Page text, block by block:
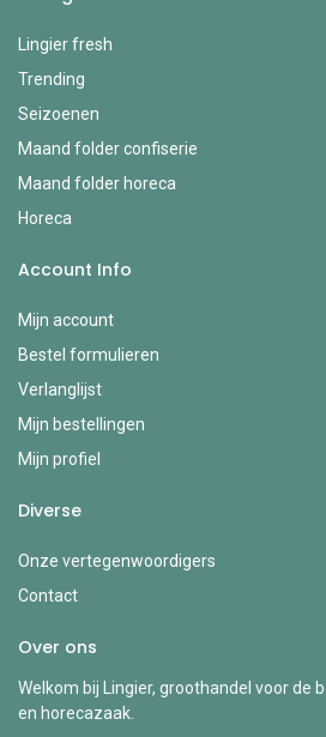
Lingier fresh
Trending
Seizoenen
Maand folder confiserie
Maand folder horeca
Horeca
Account Info
Mijn account
Bestel formulieren
Verlanglijst
Mijn bestellingen
Mijn profiel
Diverse
Onze vertegenwoordigers
Contact
Over ons
Welkom bij Lingier, groothandel voor de
en horecazaak.